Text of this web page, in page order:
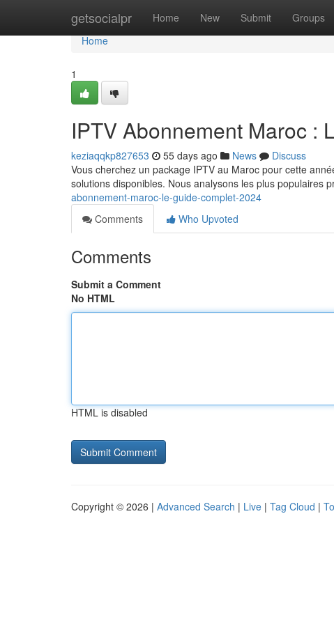
getsocialpr Home New Submit Groups
Home
Home
1
IPTV Abonnement Maroc :
keziaqqkp827653 55 days ago News
Discuss
Vous cherchez un package IPTV au Maroc pour cette
solutions disponibles. Nous analysons les plus populaires
abonnement-maroc-le-guide-complet-2024
Comments
Who Upvoted
Comments
Submit a Comment
No HTML
HTML is disabled
Copyright © 2026 | Advanced Search | Live | Tag Cloud |